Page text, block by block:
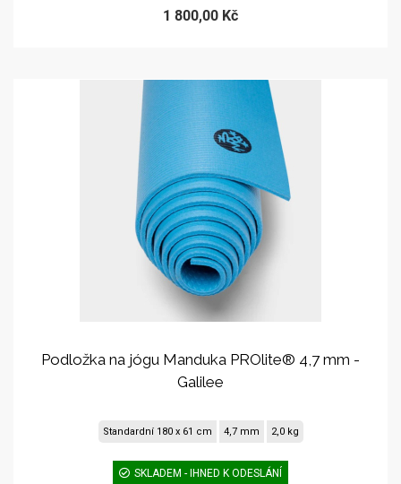
1 800,00 Kč
Podložka na jógu Manduka PROlite® 4,7 mm -
Galilee
Standardní 180 x 61 cm 4,7 mm 2,0 kg
SKLADEM - IHNED K ODESLÁNÍ